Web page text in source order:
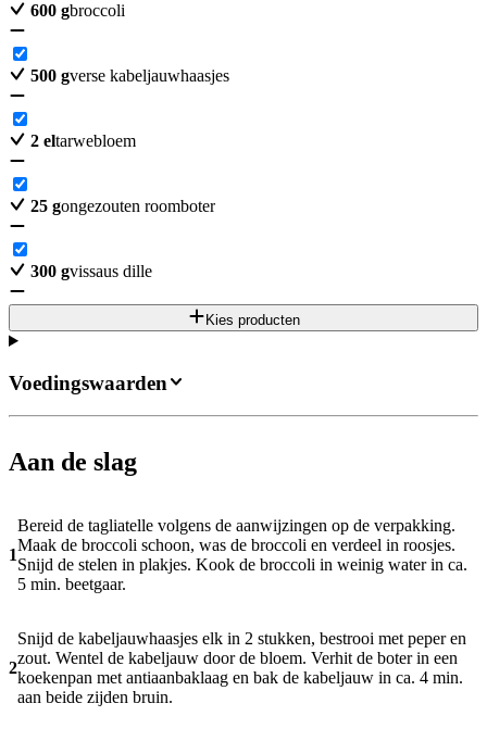
600 gbroccoli
500 gverse kabeljauwhaasjes
2 eltarwebloem
25 gongezouten roomboter
300 gvissaus dille
Kies producten
Aan de slag
1
Bereid de tagliatelle volgens de aanwijzingen op de verpakking.
Maak de broccoli schoon, was de broccoli en verdeel in roosjes.
Snijd de stelen in plakjes. Kook de broccoli in weinig water in ca.
5 min. beetgaar.
2
Snijd de kabeljauwhaasjes elk in 2 stukken, bestrooi met peper en
zout. Wentel de kabeljauw door de bloem. Verhit de boter in een
koekenpan met antiaanbaklaag en bak de kabeljauw in ca. 4 min.
aan beide zijden bruin.
Voedingswaarden